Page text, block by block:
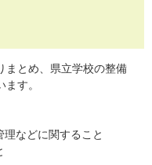
まとめ、県立学校の整備
す。
などに関すること